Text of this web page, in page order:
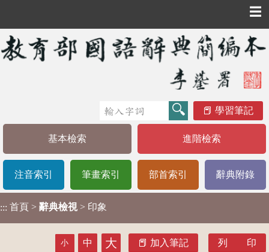
☰
學習筆記
基本檢索 進階檢索
注音索引 筆畫索引 部首索引 辭典附錄
::: 首頁 > 辭典檢視 > 印象
小 中 大 加入筆記 列 印